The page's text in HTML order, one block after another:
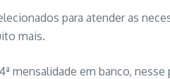
para atender as
mais.
em banco,